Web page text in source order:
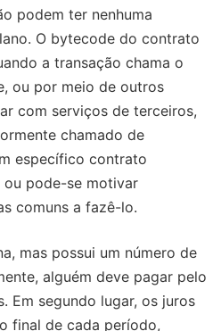
podem ter nenhuma
O bytecode do contrato
a transação chama o
ou por meio de outros
com serviços de terceiros,
chamado de
específico contrato
ou pode-se motivar
comuns a fazê-lo.
mas possui um número de
alguém deve pagar pelo
Em segundo lugar, os juros
final de cada período,